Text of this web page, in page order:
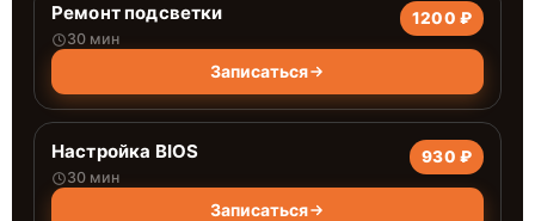
Ремонт подсветки
30 мин
1200 ₽
Записаться
Настройка BIOS
30 мин
930 ₽
Записаться